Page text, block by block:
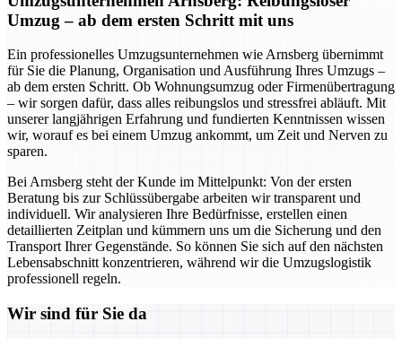
Umzug – ab dem ersten Schritt mit uns
Ein professionelles Umzugsunternehmen wie Arnsberg übernimmt
für Sie die Planung, Organisation und Ausführung Ihres Umzugs –
ab dem ersten Schritt. Ob Wohnungsumzug oder Firmenübertragung
– wir sorgen dafür, dass alles reibungslos und stressfrei abläuft. Mit
unserer langjährigen Erfahrung und fundierten Kenntnissen wissen
wir, worauf es bei einem Umzug ankommt, um Zeit und Nerven zu
sparen.
Bei Arnsberg steht der Kunde im Mittelpunkt: Von der ersten
Beratung bis zur Schlüssübergabe arbeiten wir transparent und
individuell. Wir analysieren Ihre Bedürfnisse, erstellen einen
detaillierten Zeitplan und kümmern uns um die Sicherung und den
Transport Ihrer Gegenstände. So können Sie sich auf den nächsten
Lebensabschnitt konzentrieren, während wir die Umzugslogistik
professionell regeln.
Wir sind für Sie da